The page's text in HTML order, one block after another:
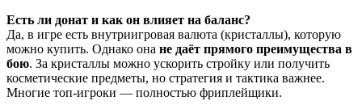
Есть ли донат и как он влияет на баланс?
Да, в игре есть внутриигровая валюта (кристаллы), которую
можно купить. Однако она не даёт прямого преимущества в
бою. За кристаллы можно ускорить стройку или получить
косметические предметы, но стратегия и тактика важнее.
Многие топ-игроки — полностью фриплейщики.